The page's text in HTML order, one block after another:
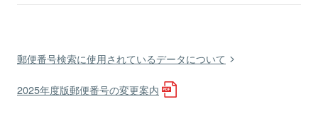
郵便番号検索に使用されているデータについて
2025年度版郵便番号の変更案内